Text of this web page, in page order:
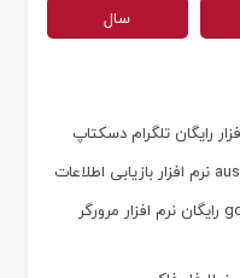
سال
دانلود google chrome 145.0.7632.117 رایگان نرم افزار مرورگر